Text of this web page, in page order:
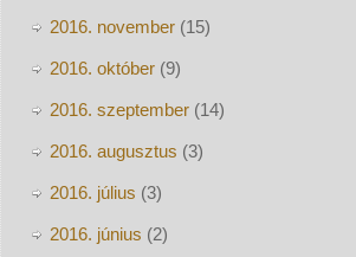
2016. november(15)
2016. október(9)
2016. szeptember(14)
2016. augusztus (3)
2016. július (3)
2016. június (2)